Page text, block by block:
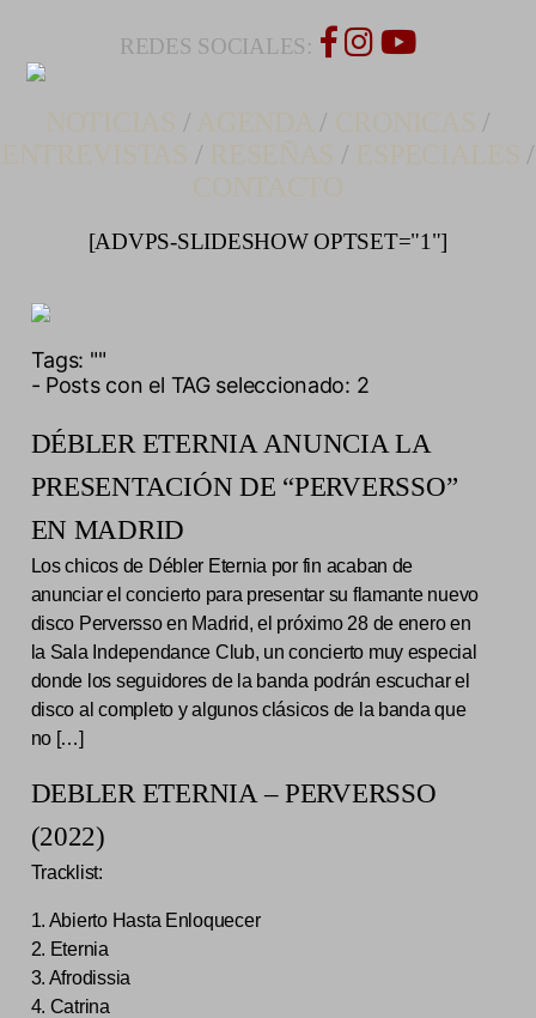
REDES SOCIALES:
/ /
/
/ /
/
[ADVPS-SLIDESHOW OPTSET="1"]
Tags: ""
- Posts con el TAG seleccionado: 2
DÉBLER ETERNIA ANUNCIA LA
PRESENTACIÓN DE “PERVERSSO”
EN MADRID
Los chicos de Débler Eternia por fin acaban de
anunciar el concierto para presentar su flamante nuevo
disco Perversso en Madrid, el próximo 28 de enero en
la Sala Independance Club, un concierto muy especial
donde los seguidores de la banda podrán escuchar el
disco al completo y algunos clásicos de la banda que
no […]
DEBLER ETERNIA – PERVERSSO
(2022)
Tracklist:
1. Abierto Hasta Enloquecer
2. Eternia
3. Afrodissia
4. Catrina